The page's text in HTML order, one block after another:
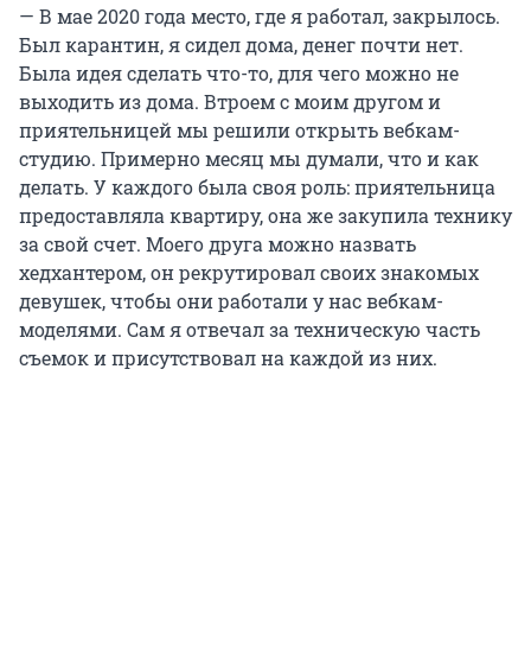
— В мае 2020 года место, где я работал, закрылось.
Был карантин, я сидел дома, денег почти нет.
Была идея сделать что-то, для чего можно не
выходить из дома. Втроем с моим другом и
приятельницей мы решили открыть вебкам-
студию. Примерно месяц мы думали, что и как
делать. У каждого была своя роль: приятельница
предоставляла квартиру, она же закупила технику
за свой счет. Моего друга можно назвать
хедхантером, он рекрутировал своих знакомых
девушек, чтобы они работали у нас вебкам-
моделями. Сам я отвечал за техническую часть
съемок и присутствовал на каждой из них.